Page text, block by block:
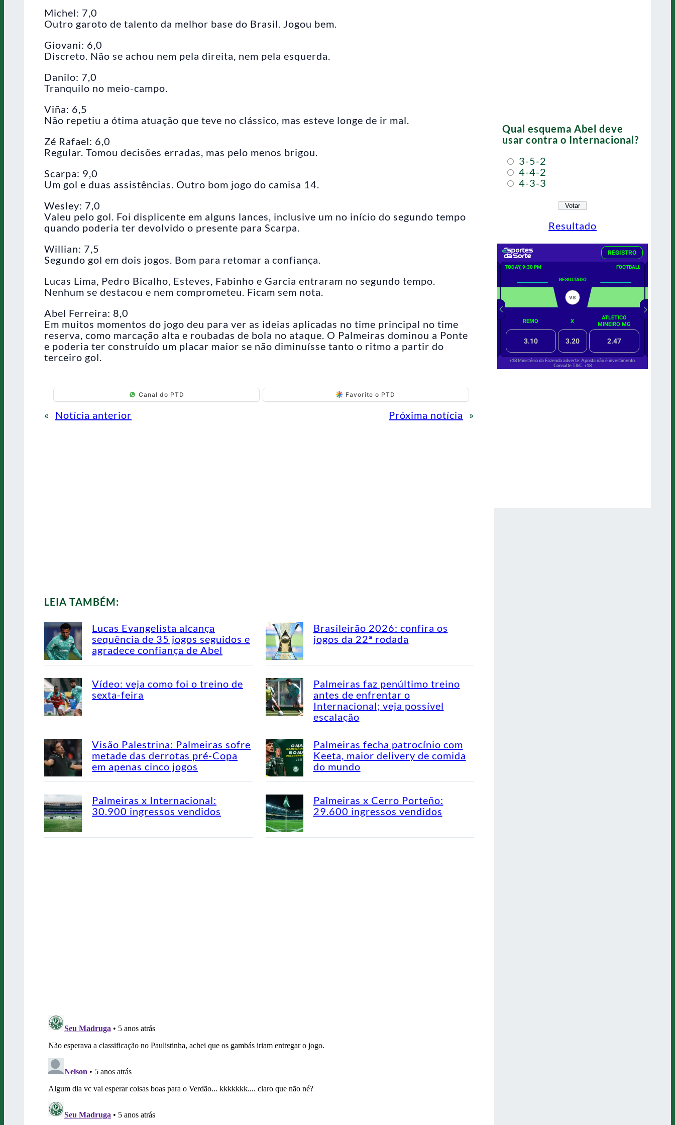
Michel: 7,0
Outro garoto de talento da melhor base do Brasil. Jogou bem.
Giovani: 6,0
Discreto. Não se achou nem pela direita, nem pela esquerda.
Danilo: 7,0
Tranquilo no meio-campo.
Viña: 6,5
Não repetiu a ótima atuação que teve no clássico, mas esteve longe de ir mal.
Zé Rafael: 6,0
Regular. Tomou decisões erradas, mas pelo menos brigou.
Scarpa: 9,0
Um gol e duas assistências. Outro bom jogo do camisa 14.
Wesley: 7,0
Valeu pelo gol. Foi displicente em alguns lances, inclusive um no início do segundo tempo
quando poderia ter devolvido o presente para Scarpa.
Willian: 7,5
Segundo gol em dois jogos. Bom para retomar a confiança.
Lucas Lima, Pedro Bicalho, Esteves, Fabinho e Garcia entraram no segundo tempo.
Nenhum se destacou e nem comprometeu. Ficam sem nota.
Abel Ferreira: 8,0
Em muitos momentos do jogo deu para ver as ideias aplicadas no time principal no time
reserva, como marcação alta e roubadas de bola no ataque. O Palmeiras dominou a Ponte
e poderia ter construído um placar maior se não diminuísse tanto o ritmo a partir do
terceiro gol.
Canal do PTD Favorite o PTD
« Notícia anterior Próxima notícia »
LEIA TAMBÉM:
Lucas Evangelista alcança
sequência de 35 jogos seguidos e
agradece confiança de Abel
Brasileirão 2026: confira os
jogos da 22ª rodada
Vídeo: veja como foi o treino de
sexta-feira
Palmeiras faz penúltimo treino
antes de enfrentar o
Internacional; veja possível
escalação
Visão Palestrina: Palmeiras sofre
metade das derrotas pré-Copa
em apenas cinco jogos
Palmeiras fecha patrocínio com
Keeta, maior delivery de comida
do mundo
Palmeiras x Internacional:
30.900 ingressos vendidos
Palmeiras x Cerro Porteño:
29.600 ingressos vendidos
Qual esquema Abel deve
usar contra o Internacional?
3-5-2
4-4-2
4-3-3
Resultado